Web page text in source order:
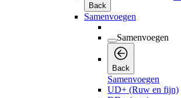
Back
Samenvoegen
Samenvoegen
Back
Samenvoegen
UD+ (Ruw en fijn)